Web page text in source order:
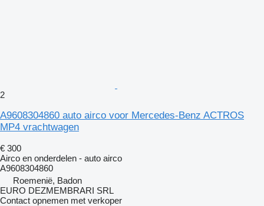
2
A9608304860 auto airco voor Mercedes-Benz ACTROS
MP4 vrachtwagen
€ 300
Airco en onderdelen - auto airco
A9608304860
Roemenië, Badon
EURO DEZMEMBRARI SRL
Contact opnemen met verkoper